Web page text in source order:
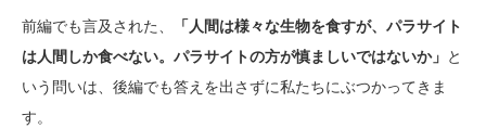
前編でも言及された、
「人間は様々な生物を食すが、パラサイト
は人間しか食べない。パラサイトの方が慎ましいではないか」 と
いう問いは、後編でも答えを出さずに私たちにぶつかってきま
す。